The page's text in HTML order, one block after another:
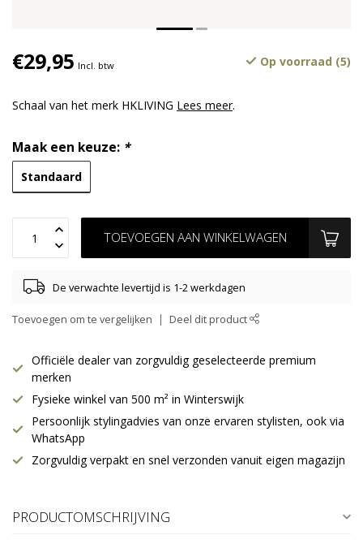
€29,95 Incl. btw Op voorraad (5)
Schaal van het merk HKLIVING Lees meer.
Maak een keuze: *
Standaard
TOEVOEGEN AAN WINKELWAGEN
De verwachte levertijd is 1-2 werkdagen
Toevoegen om te vergelijken Deel dit product
Officiële dealer van zorgvuldig geselecteerde premium
merken
Fysieke winkel van 500 m² in Winterswijk
Persoonlijk stylingadvies van onze ervaren stylisten, ook via
WhatsApp
Zorgvuldig verpakt en snel verzonden vanuit eigen magazijn
PRODUCTOMSCHRIJVING